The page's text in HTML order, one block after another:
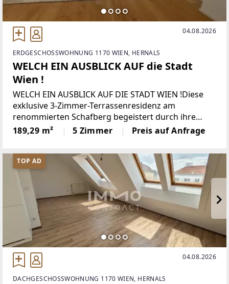
04.08.2026
ERDGESCHOSSWOHNUNG 1170 WIEN, HERNALS
WELCH EIN AUSBLICK AUF die Stadt
Wien !
WELCH EIN AUSBLICK AUF DIE STADT WIEN !Diese
exklusive 3-Zimmer-Terrassenresidenz am
renommierten Schafberg begeistert durch ihre
perfekte Symbiose aus zeitloser Eleganz,
außergewöhnlicher Großzügigkeit und höchstem
Wohnkomfort. In absoluter Ruhelage
189,29 m² 5 Zimmer Preis auf Anfrage
TOP AD
04.08.2026
DACHGESCHOSSWOHNUNG 1170 WIEN, HERNALS